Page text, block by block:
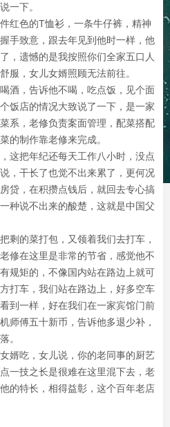
一下。
红色的T恤衫，一条牛仔裤，精神
手致意，跟去年见到他时一样，他
，遗憾的是我按照你们全家五口人
服，女儿女婿照顾无法前往。
酒，告诉他不喝，吃点饭，见个面
饭店的情况大致说了一下，是一家
系，老修负责案面管理，配菜搭配
的制作靠老修来完成。
这把年纪还每天工作八小时，没点
，干长了也觉不出来累了，更何况
贷，在积攒点钱后，就回去专心搞
种说不出来的酸楚，这就是中国父
剩的菜打包，又领着我们去打车，
修在这里是非常的节省，感觉他不
规矩的，不像国内站在路边上就可
打车，我们站在路边上，好多空车
到一样，好在我们在一家宾馆门前
师傅五十新币，告诉他多退少补，
。
婿吃，女儿说，你的老同事的厨艺
一技之长是很难在这里混下去，老
的特长，相得益彰，这个百年老店